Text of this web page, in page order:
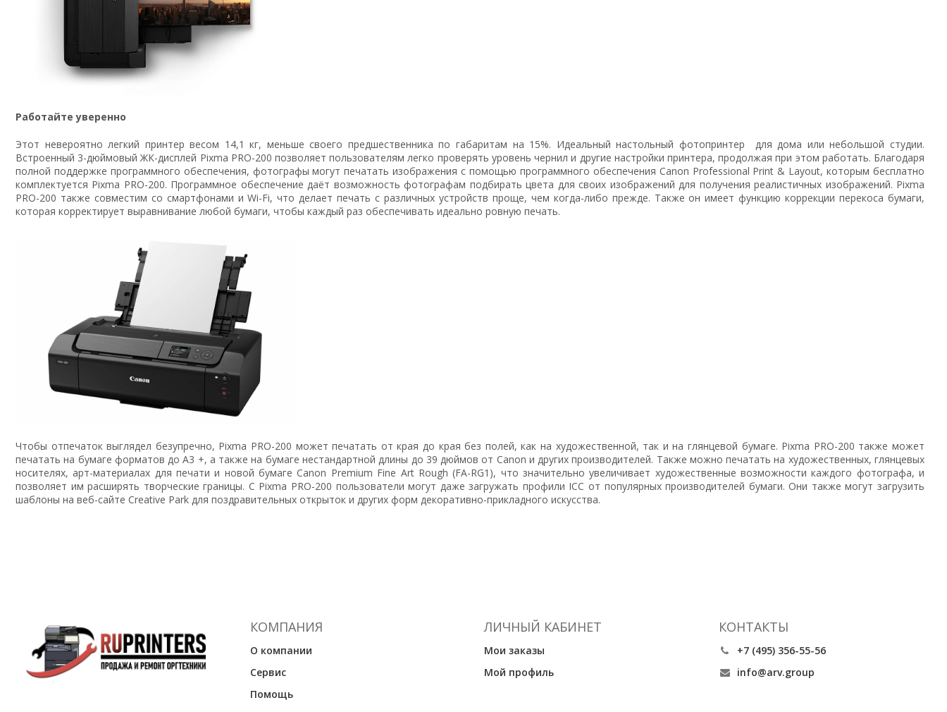
Работайте уверенно
Этот невероятно легкий принтер весом 14,1 кг, меньше своего предшественника по габаритам на 15%. Идеальный настольный фотопринтер для дома или небольшой студии.
Встроенный 3-дюймовый ЖК-дисплей Pixma PRO-200 позволяет пользователям легко проверять уровень чернил и другие настройки принтера, продолжая при этом работать. Благодаря
полной поддержке программного обеспечения, фотографы могут печатать изображения с помощью программного обеспечения Canon Professional Print & Layout, которым бесплатно
комплектуется Pixma PRO-200. Программное обеспечение даёт возможность фотографам подбирать цвета для своих изображений для получения реалистичных изображений. Pixma
PRO-200 также совместим со смартфонами и Wi-Fi, что делает печать с различных устройств проще, чем когда-либо прежде. Также он имеет функцию коррекции перекоса бумаги,
которая корректирует выравнивание любой бумаги, чтобы каждый раз обеспечивать идеально ровную печать.
Чтобы отпечаток выглядел безупречно, Pixma PRO-200 может печатать от края до края без полей, как на художественной, так и на глянцевой бумаге. Pixma PRO-200 также может
печатать на бумаге форматов до A3 +, а также на бумаге нестандартной длины до 39 дюймов от Canon и других производителей. Также можно печатать на художественных, глянцевых
носителях, арт-материалах для печати и новой бумаге Canon Premium Fine Art Rough (FA-RG1), что значительно увеличивает художественные возможности каждого фотографа, и
позволяет им расширять творческие границы. С Pixma PRO-200 пользователи могут даже загружать профили ICC от популярных производителей бумаги. Они также могут загрузить
шаблоны на веб-сайте Creative Park для поздравительных открыток и других форм декоративно-прикладного искусства.
КОМПАНИЯ
О компании
Сервис
Помощь
ЛИЧНЫЙ КАБИНЕТ
Мои заказы
Мой профиль
КОНТАКТЫ
+7 (495) 356-55-56
info@arv.group